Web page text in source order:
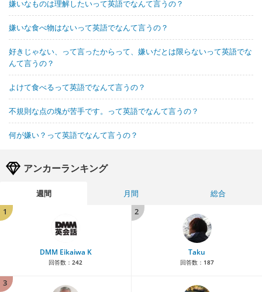
嫌いなものは理解したいって英語でなんて言うの？
嫌いな食べ物はないって英語でなんて言うの？
好きじゃない、って言ったからって、嫌いだとは限らないって英語でな
んて言うの？
よけて食べるって英語でなんて言うの？
不規則な点の塊が苦手です。って英語でなんて言うの？
何が嫌い？って英語でなんて言うの？
アンカーランキング
週間 月間
総合
1
DMM Eikaiwa K
回答数： 242
2
Taku
回答数： 187
3